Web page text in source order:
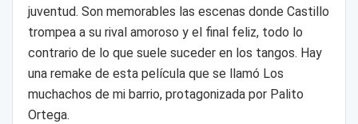
juventud. Son memorables las escenas donde Castillo
trompea a su rival amoroso y el final feliz, todo lo
contrario de lo que suele suceder en los tangos. Hay
una remake de esta película que se llamó Los
muchachos de mi barrio, protagonizada por Palito
Ortega.